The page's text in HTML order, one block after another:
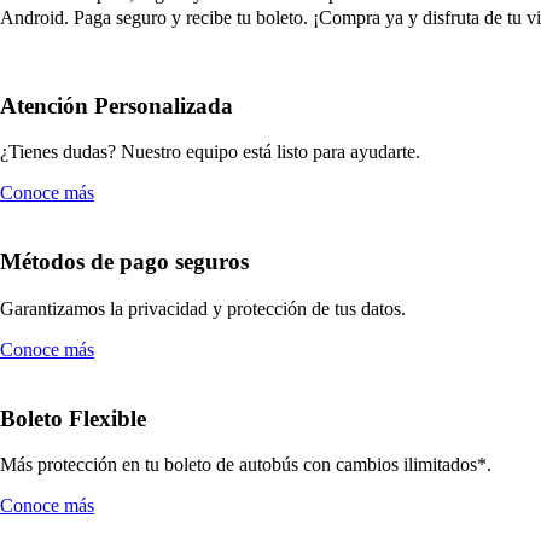
Android. Paga seguro y recibe tu boleto. ¡Compra ya y disfruta de tu
Atención Personalizada
¿Tienes dudas? Nuestro equipo está listo para ayudarte.
Conoce más
Métodos de pago seguros
Garantizamos la privacidad y protección de tus datos.
Conoce más
Boleto Flexible
Más protección en tu boleto de autobús con cambios ilimitados*.
Conoce más